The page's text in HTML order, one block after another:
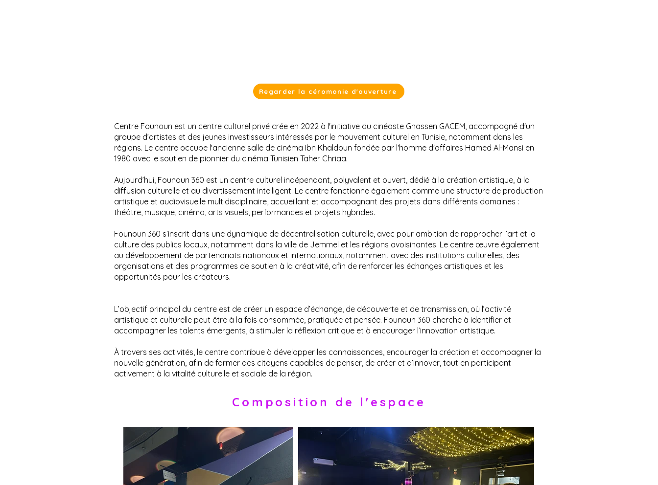
Regarder la céromonie d'ouverture
Centre Founoun est un centre culturel privé crée en 2022 à l'initiative du cinéaste Ghassen GACEM, accompagné d'un
groupe d’artistes et des jeunes investisseurs intéressés par le mouvement culturel en Tunisie, notamment dans les
régions. Le centre occupe l'ancienne salle de cinéma Ibn Khaldoun fondée par l'homme d'affaires Hamed Al-Mansi en
1980 avec le soutien de pionnier du cinéma Tunisien Taher Chriaa.
Aujourd’hui, Founoun 360 est un centre culturel indépendant, polyvalent et ouvert, dédié à la création artistique, à la
diffusion culturelle et au divertissement intelligent. Le centre fonctionne également comme une structure de production
artistique et audiovisuelle multidisciplinaire, accueillant et accompagnant des projets dans différents domaines :
théâtre, musique, cinéma, arts visuels, performances et projets hybrides.
Founoun 360 s’inscrit dans une dynamique de décentralisation culturelle, avec pour ambition de rapprocher l’art et la
culture des publics locaux, notamment dans la ville de Jemmel et les régions avoisinantes. Le centre œuvre également
au développement de partenariats nationaux et internationaux, notamment avec des institutions culturelles, des
organisations et des programmes de soutien à la créativité, afin de renforcer les échanges artistiques et les
opportunités pour les créateurs.
L’objectif principal du centre est de créer un espace d’échange, de découverte et de transmission, où l’activité
artistique et culturelle peut être à la fois consommée, pratiquée et pensée. Founoun 360 cherche à identifier et
accompagner les talents émergents, à stimuler la réflexion critique et à encourager l’innovation artistique.
À travers ses activités, le centre contribue à développer les connaissances, encourager la création et accompagner la
nouvelle génération, afin de former des citoyens capables de penser, de créer et d’innover, tout en participant
activement à la vitalité culturelle et sociale de la région.
Composition de l'espace